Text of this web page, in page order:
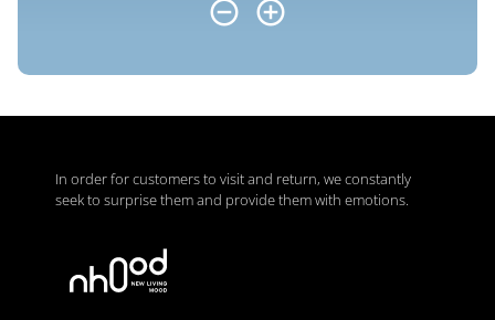
In order for customers to visit and return, we constantly
seek to surprise them and provide them with emotions.